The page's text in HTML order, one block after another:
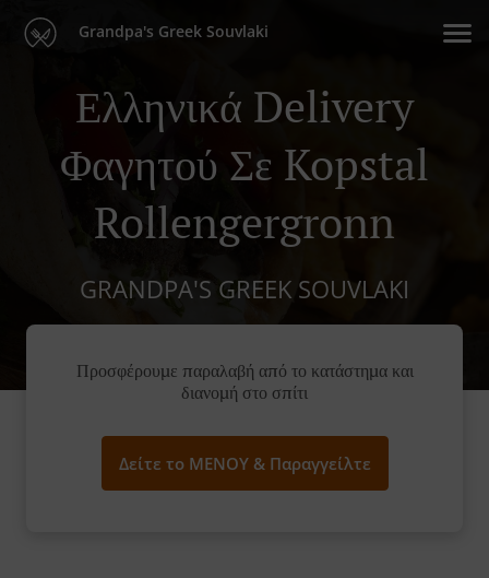
Grandpa's Greek Souvlaki
Ελληνικά Delivery
Φαγητού Σε Kopstal
Rollengergronn
GRANDPA'S GREEK SOUVLAKI
Προσφέρουμε παραλαβή από το κατάστημα και
διανομή στο σπίτι
Δείτε το ΜΕΝΟΥ & Παραγγείλτε